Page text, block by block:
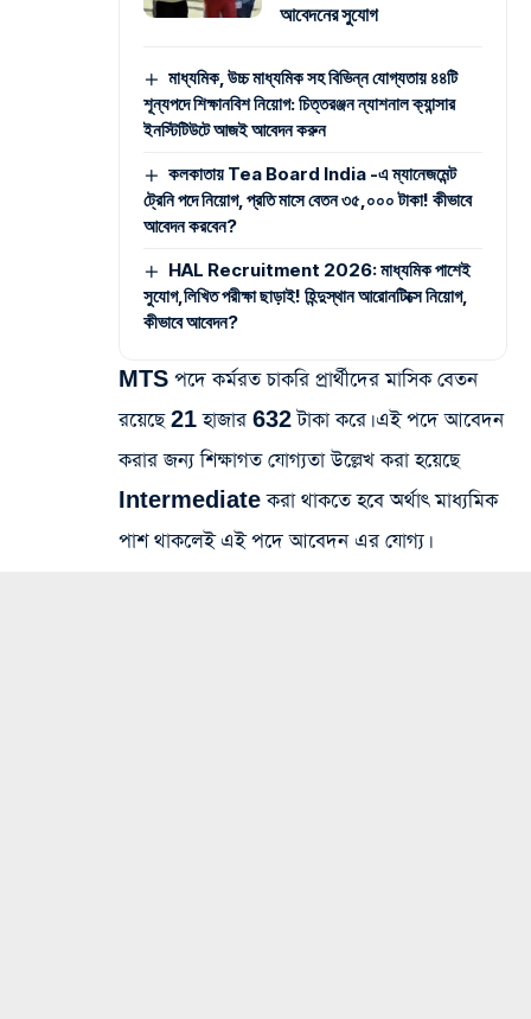
আবেদনের সুযোগ
মাধ্যমিক, উচ্চ মাধ্যমিক সহ বিভিন্ন যোগ্যতায় ৪৪টি
শূন্যপদে শিক্ষানবিশ নিয়োগ: চিত্তরঞ্জন ন্যাশনাল ক্যান্সার
ইনস্টিটিউটে আজই আবেদন করুন
কলকাতায় Tea Board India -এ ম্যানেজমেন্ট
ট্রেনি পদে নিয়োগ, প্রতি মাসে বেতন ৩৫,০০০ টাকা! কীভাবে
আবেদন করবেন?
HAL Recruitment 2026: মাধ্যমিক পাশেই
সুযোগ,লিখিত পরীক্ষা ছাড়াই! হিন্দুস্থান আরোনটিক্সে নিয়োগ,
কীভাবে আবেদন?
MTS পদে কর্মরত চাকরি প্রার্থীদের মাসিক বেতন
রয়েছে 21 হাজার 632 টাকা করে। এই পদে আবেদন
করার জন্য শিক্ষাগত যোগ্যতা উল্লেখ করা হয়েছে
Intermediate করা থাকতে হবে অর্থাৎ মাধ্যমিক
পাশ থাকলেই এই পদে আবেদন এর যোগ্য।